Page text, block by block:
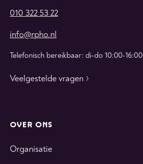
010 322 53 22
info@rpho.nl
Telefonisch bereikbaar: di-do 10:00-16:00
Veelgestelde vragen
OVER ONS
Organisatie